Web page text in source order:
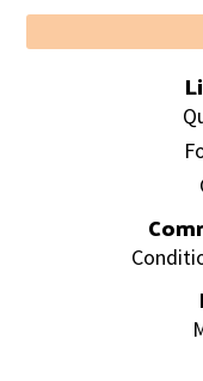
Footer